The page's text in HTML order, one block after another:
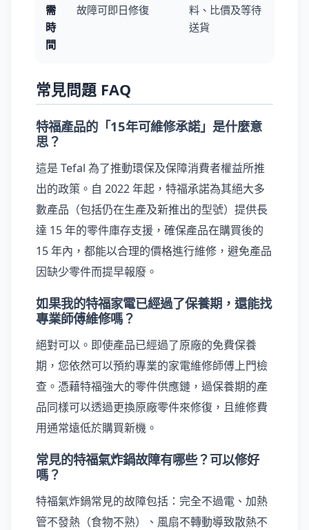
需
時
間
故障可即日修復
料、比價及等待
送貨
常見問題 FAQ
特福產品的「15年可維修承諾」是什麼意
思？
這是 Tefal 為了推動環保及保障消費者權益所推
出的政策。自 2022 年起，特福承諾為其絕大多
數產品（包括仍在生產及新推出的型號）提供長
達 15 年的零件庫存支援，確保產品在購買後的
15 年內，都能以合理的價格進行維修，避免產品
因缺少零件而提早報廢。
如果我的特福家電已經過了保養期，還能找
專業師傅維修嗎？
絕對可以。即使產品已經過了原廠的免費保養
期，您依然可以預約專業的家電維修師傅上門檢
查。憑藉特福強大的零件供應鏈，過保養期的產
品同樣可以透過更換原廠零件來修復，且維修費
用通常遠低於購買新機。
常見的特福氣炸鍋故障有哪些？可以修好
嗎？
特福氣炸鍋常見的故障包括：完全不過電、加熱
管不發熱（食物不熟）、風扇不轉動導致散熱不